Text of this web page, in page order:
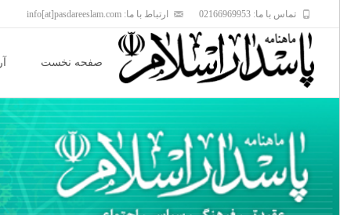
تماس با ما: 02166969953 ارتباط با ما: info[at]pasdareeslam.com
content
صفحه نخست